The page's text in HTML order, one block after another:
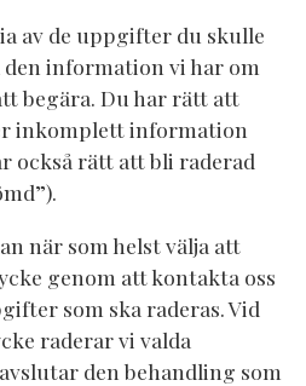
av de uppgifter du skulle
information vi har om
begära. Du har rätt att
inkomplett information
också rätt att bli raderad
när som helst välja att
genom att kontakta oss
som ska raderas. Vid
raderar vi valda
den behandling som